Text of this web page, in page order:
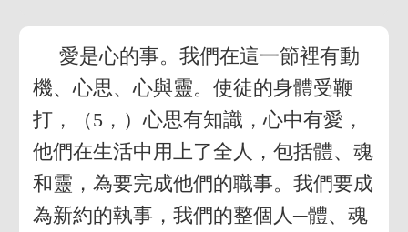
愛是心的事。我們在這一節裡有動
機、心思、心與靈。使徒的身體受鞭
打，（5，）心思有知識，心中有愛，
他們在生活中用上了全人，包括體、魂
和靈，為要完成他們的職事。我們要成
為新約的執事，我們的整個人─體、魂